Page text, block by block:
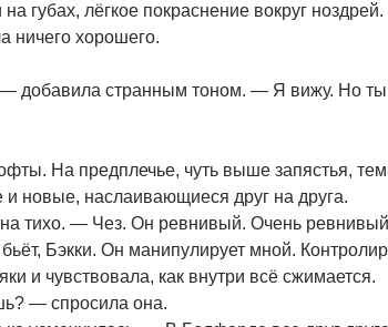
губах, лёгкое покраснение вокруг
ничего хорошего.
странным тоном. — Я вижу. Но ты
На предплечье, чуть выше запястья,
новые, наслаивающиеся друг на друга.
тихо. — Чез. Он ревнивый. Очень
Бэкки. Он манипулирует мной.
и чувствовала, как внутри всё сжимается.
— спросила она.